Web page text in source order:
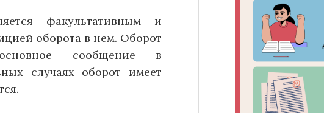
факультативным и
оборота в нем. Оборот
сообщение в
случаях оборот имеет